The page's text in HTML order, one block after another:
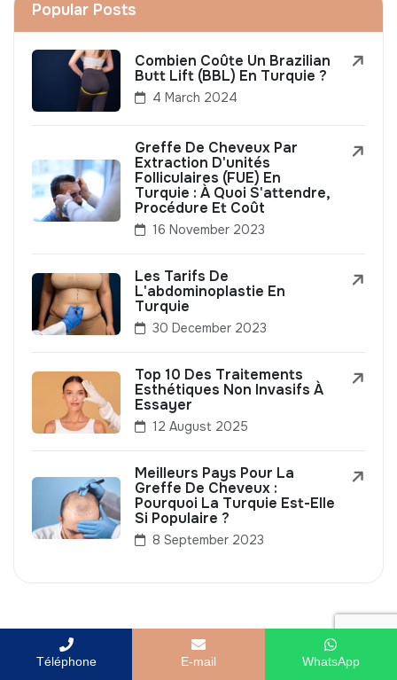
Popular Posts
Combien Coûte Un Brazilian
Butt Lift (BBL) En Turquie ?
4 March 2024
Greffe De Cheveux Par
Extraction D'unités
Folliculaires (FUE) En
Turquie : À Quoi S'attendre,
Procédure Et Coût
16 November 2023
Les Tarifs De
L'abdominoplastie En
Turquie
30 December 2023
Top 10 Des Traitements
Esthétiques Non Invasifs À
Essayer
12 August 2025
Meilleurs Pays Pour La
Greffe De Cheveux :
Pourquoi La Turquie Est-Elle
Si Populaire ?
8 September 2023
Téléphone E-mail WhatsApp